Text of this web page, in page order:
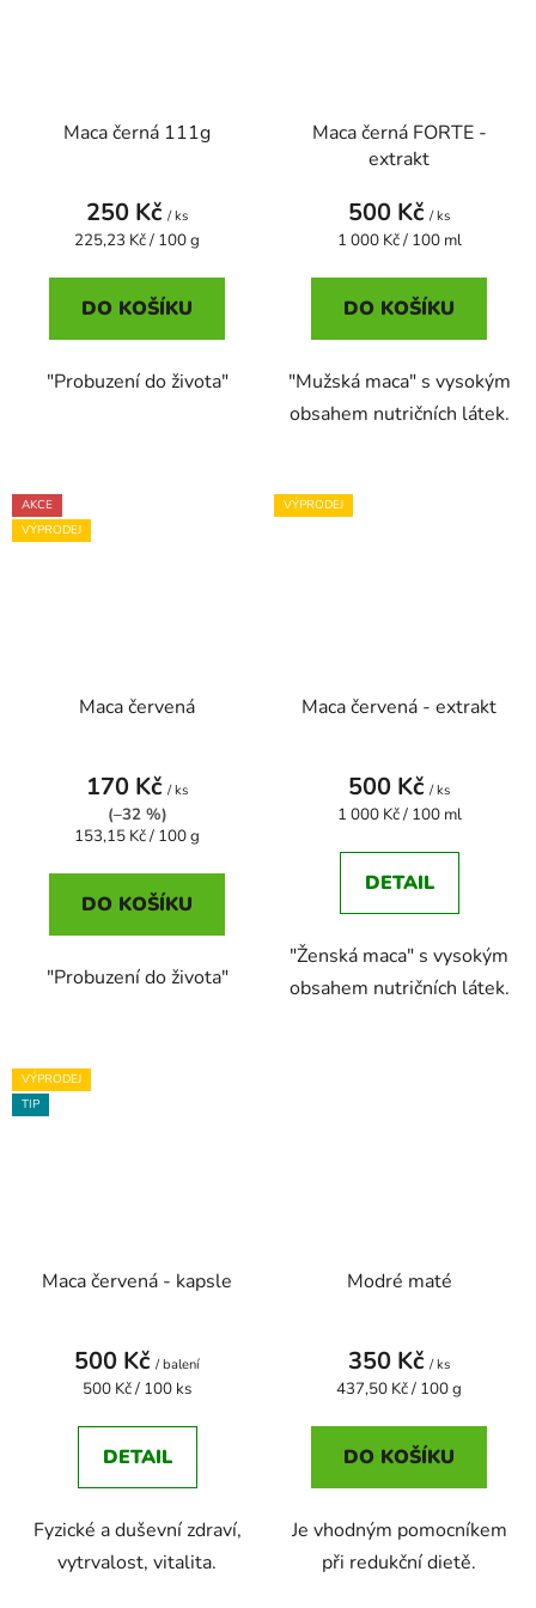
Maca černá 111g
250 Kč / ks
Měrná
225,23 Kč / 100 g
DO KOŠÍKU
"Probuzení do života"
Maca černá FORTE -
extrakt
500 Kč / ks
Měrná
1 000 Kč / 100 ml
DO KOŠÍKU
"Mužská maca" s vysokým
obsahem nutričních látek.
AKCE
VÝPRODEJ
Maca červená
170 Kč / ks
(–32 %)
Měrná
153,15 Kč / 100 g
DO KOŠÍKU
"Probuzení do života"
VÝPRODEJ
Maca červená - extrakt
500 Kč / ks
Měrná
1 000 Kč / 100 ml
DETAIL
"Ženská maca" s vysokým
obsahem nutričních látek.
VÝPRODEJ
TIP
Maca červená - kapsle
500 Kč / balení
Měrná
500 Kč / 100 ks
DETAIL
Fyzické a duševní zdraví,
vytrvalost, vitalita.
Modré maté
350 Kč / ks
Měrná
437,50 Kč / 100 g
DO KOŠÍKU
Je vhodným pomocníkem
při redukční dietě.